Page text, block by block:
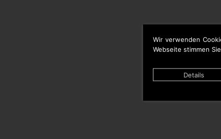
Wir verwenden
Webseite stimmen
Details